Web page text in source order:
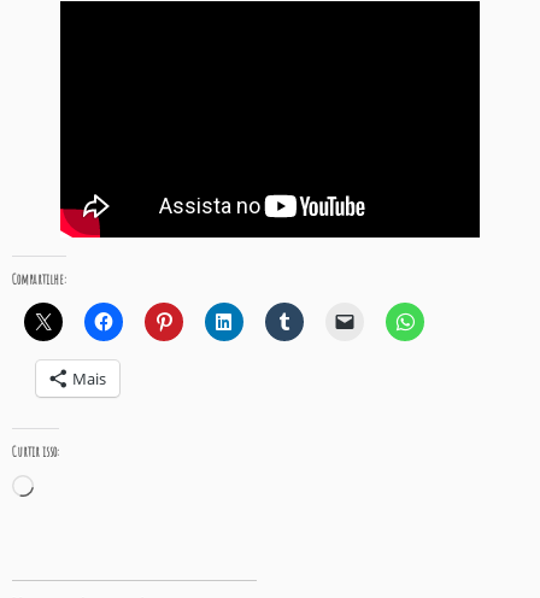
Compartilhe:
Mais
Curtir isso:
Carregando...